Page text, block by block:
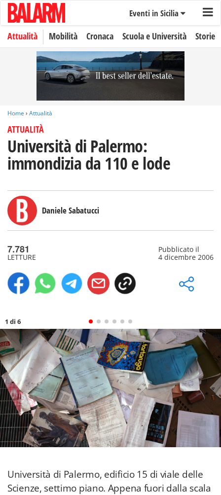
Eventi in Sicilia
Attualità Mobilità Cronaca Scuola e Università Storie
Home › Attualità
ATTUALITÀ
Università di Palermo:
immondizia da 110 e lode
Daniele Sabatucci
7.781
LETTURE
Pubblicato il
4 dicembre 2006
1 di 6
Università di Palermo, edificio 15 di viale delle
Scienze, settimo piano. Appena fuori dalla scala